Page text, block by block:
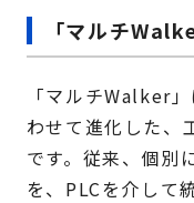
「マルチ
「マルチWalker
わせて進化した、
です。従来、個別
を、PLCを介して